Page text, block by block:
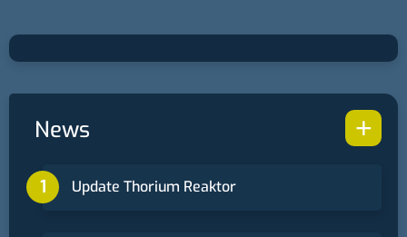
+
News
Update Thorium Reaktor